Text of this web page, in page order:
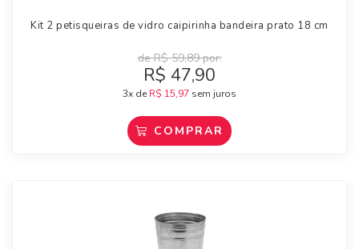
Kit 2 petisqueiras de vidro caipirinha bandeira prato 18 cm
deR$59,89por:
R$ 47,90
3x de R$ 15,97 sem juros
COMPRAR